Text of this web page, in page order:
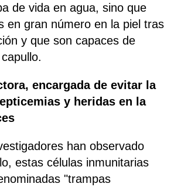
de vida en agua, sino que
en gran número en la piel tras
y que son capaces de
encargada de evitar la
y heridas en la
han observado
estas células inmunitarias
"trampas